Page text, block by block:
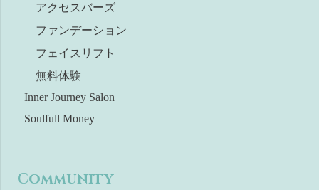
アクセスバーズ
ファンデーション
フェイスリフト
無料体験
Inner Journey Salon
Soulfull Money
Community